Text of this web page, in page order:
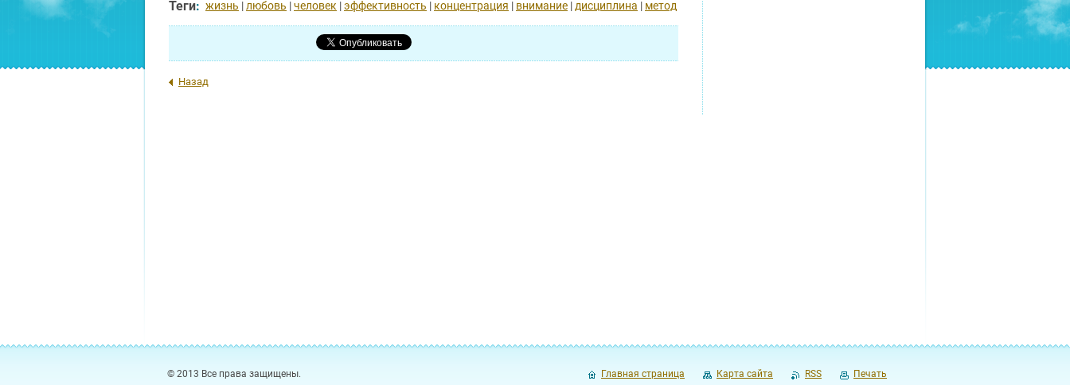
Теги: жизнь |любовь |человек |эффективность | концентрация | внимание | дисциплина | метод
Назад
© 2013 Все права защищены. Главная страница Карта сайта RSS Печать